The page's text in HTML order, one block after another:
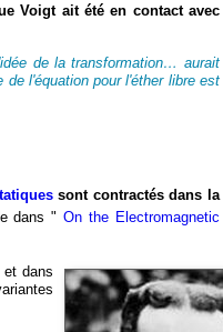
Voigt ait été en contact avec
de la transformation… aurait
l'équation pour l'éther libre est
sont contractés dans la
dans "On the
et dans